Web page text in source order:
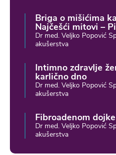
Briga o mišićima
Najčešći mitovi –
Dr med. Veljko Popović
akušerstva
Intimno zdravlje
karlično dno
Dr med. Veljko Popović
akušerstva
Fibroadenom
Dr med. Veljko Popović
akušerstva